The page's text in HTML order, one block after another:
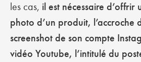
les cas, il est nécessaire d’offrir
photo d’un produit, l’accroche
screenshot de son compte
vidéo Youtube, l’intitulé du